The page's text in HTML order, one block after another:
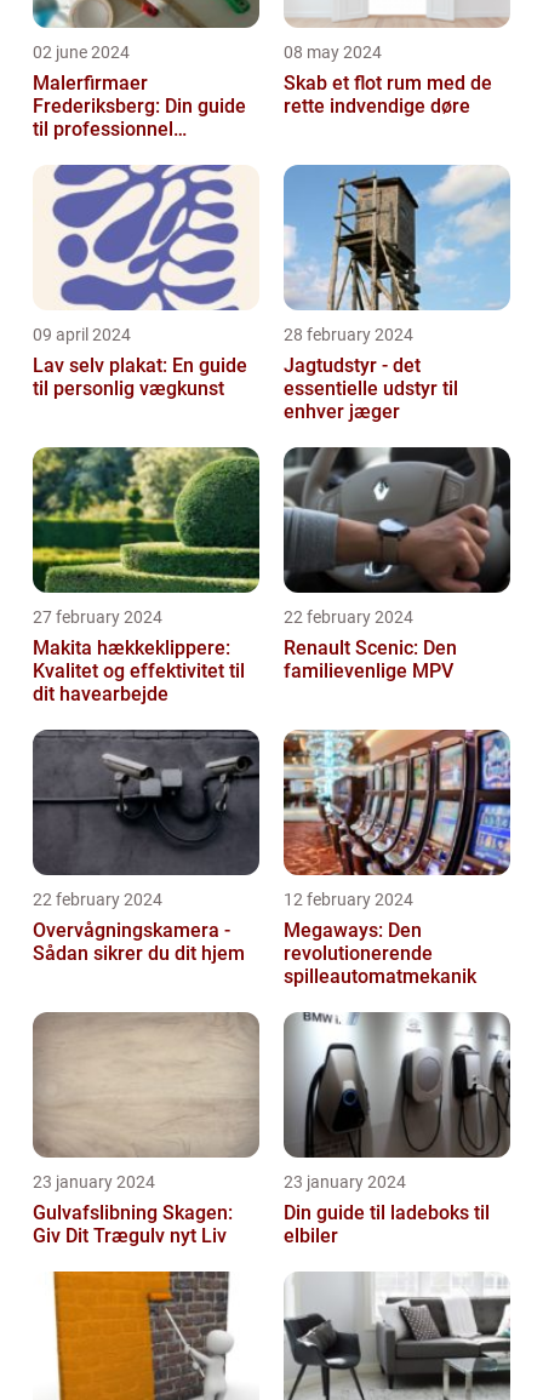
02 june 2024
Malerfirmaer
Frederiksberg: Din guide
til professionnel
08 may 2024
Skab et flot rum med de
rette indvendige døre
09 april 2024
Lav selv plakat: En guide
til personlig vægkunst
28 february 2024
Jagtudstyr - det
essentielle udstyr til
enhver jæger
27 february 2024
Makita hækkeklippere:
Kvalitet og effektivitet til
dit havearbejde
22 february 2024
Renault Scenic: Den
familievenlige MPV
22 february 2024
Overvågningskamera -
Sådan sikrer du dit hjem
12 february 2024
Megaways: Den
revolutionerende
spilleautomatmekanik
23 january 2024
Gulvafslibning Skagen:
Giv Dit Trægulv nyt Liv
23 january 2024
Din guide til ladeboks til
elbiler